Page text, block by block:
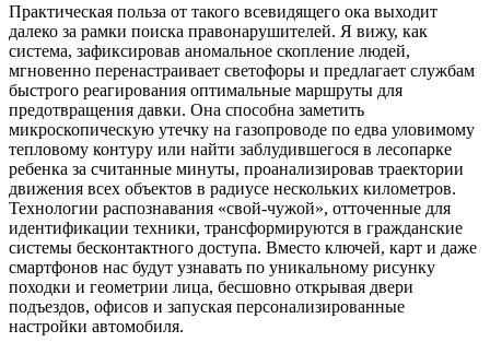
Практическая польза от такого всевидящего ока выходит
далеко за рамки поиска правонарушителей. Я вижу, как
система, зафиксировав аномальное скопление людей,
мгновенно перенастраивает светофоры и предлагает службам
быстрого реагирования оптимальные маршруты для
предотвращения давки. Она способна заметить
микроскопическую утечку на газопроводе по едва уловимому
тепловому контуру или найти заблудившегося в лесопарке
ребенка за считанные минуты, проанализировав траектории
движения всех объектов в радиусе нескольких километров.
Технологии распознавания «свой-чужой», отточенные для
идентификации техники, трансформируются в гражданские
системы бесконтактного доступа. Вместо ключей, карт и даже
смартфонов нас будут узнавать по уникальному рисунку
походки и геометрии лица, бесшовно открывая двери
подъездов, офисов и запуская персонализированные
настройки автомобиля.